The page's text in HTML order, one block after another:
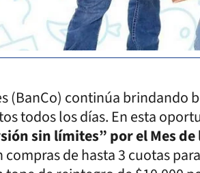
(BanCo) continúa brindando
todos los días. En esta
sin límites” por el Mes de
compras de hasta 3 cuotas